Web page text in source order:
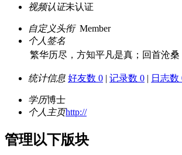
视频认证未认证
自定义头衔 Member
个人签名
繁华历尽，方知平凡是真；回首沧桑
统计信息 好友数 0 | 记录数 0 | 日志数
学历博士
个人主页http://
管理以下版块